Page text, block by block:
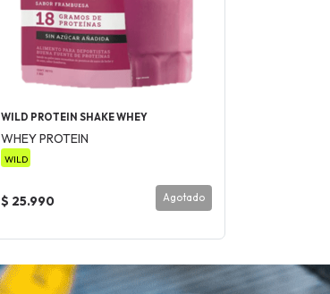
WILD PROTEIN SHAKE WHEY
WHEY PROTEIN
WILD
$ 25.990 Agotado